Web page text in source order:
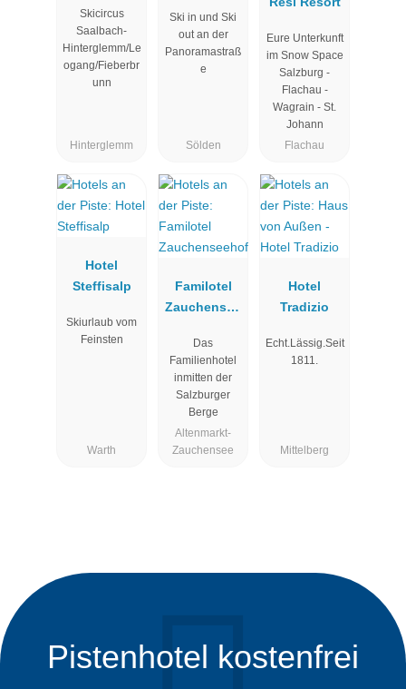
Skicircus
Saalbach-
Hinterglemm/Le
ogang/Fieberbr
unn
Hinterglemm
Ski in und Ski
out an der
Panoramastraß
e
Sölden
Eure Unterkunft
im Snow Space
Salzburg -
Flachau -
Wagrain - St.
Johann
Flachau
Hotel
Steffisalp
Skiurlaub vom
Feinsten
Warth
Familotel
Zauchensee
Das
Familienhotel
inmitten der
Salzburger
Berge
Altenmarkt-
Zauchensee
Hotel
Tradizio
Echt.Lässig.Seit
1811.
Mittelberg
Pistenhotel kostenfrei